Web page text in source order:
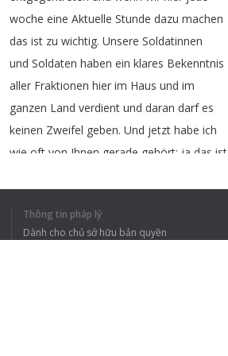
woche eine Aktuelle Stunde dazu machen
das ist zu wichtig. Unsere Soldatinnen
und Soldaten haben ein klares Bekenntnis
aller Fraktionen hier im Haus und im
ganzen Land verdient und daran darf es
keinen Zweifel geben. Und jetzt habe ich
wie oft von Ihnen gerade gehört: ja das ist
tun.
Thông tin pháp lý
Dành cho chủ sở hữu bản quyền